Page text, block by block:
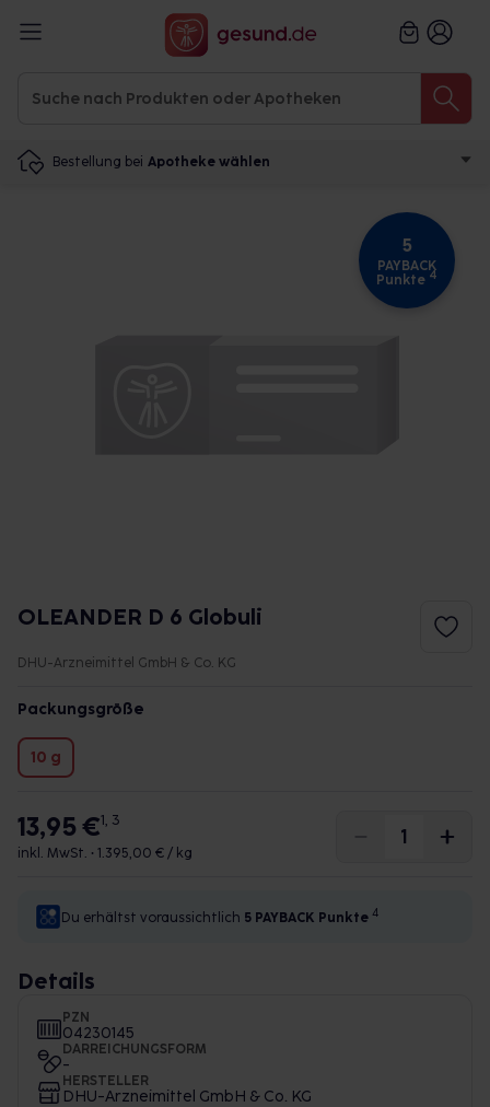
Bestellung bei Apotheke wählen
5
PAYBACK
Punkte 4
OLEANDER D 6 Globuli
DHU-Arzneimittel GmbH & Co. KG
Packungsgröße
10 g
13,95 €1, 3
inkl. MwSt. • 1.395,00 € / kg
Du erhältst voraussichtlich 5 PAYBACK Punkte 4
Details
PZN
04230145
DARREICHUNGSFORM
-
HERSTELLER
DHU-Arzneimittel GmbH & Co. KG